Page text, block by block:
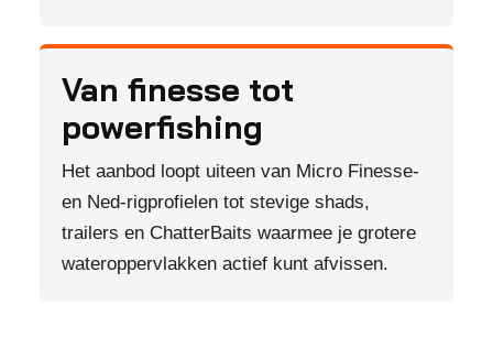
Van finesse tot
powerfishing
Het aanbod loopt uiteen van Micro Finesse-
en Ned-rigprofielen tot stevige shads,
trailers en ChatterBaits waarmee je grotere
wateroppervlakken actief kunt afvissen.